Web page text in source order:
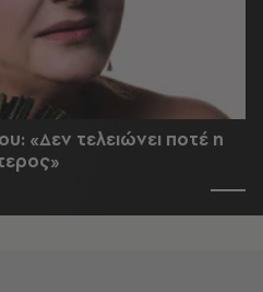
«Δεν τελειώνει ποτέ η